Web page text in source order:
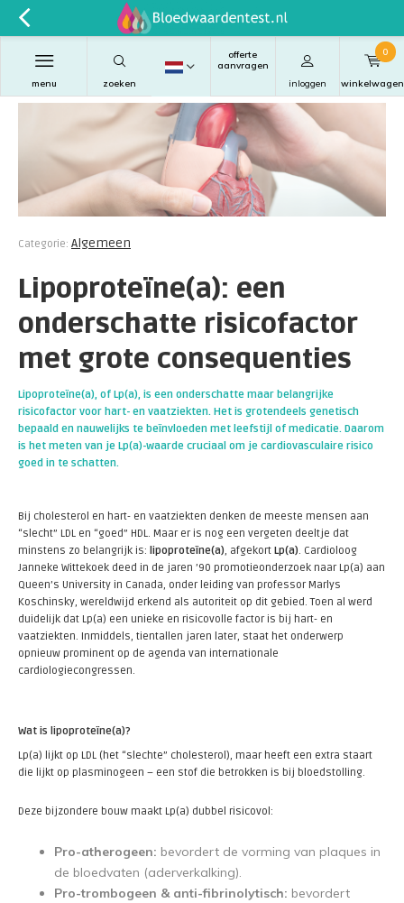
zoeken
offerte
aanvragen
inloggen
menu winkelwagen
0
Categorie: Algemeen
Lipoproteïne(a): een
onderschatte risicofactor
met grote consequenties
Lipoproteïne(a), of Lp(a), is een onderschatte maar belangrijke
risicofactor voor hart- en vaatziekten. Het is grotendeels genetisch
bepaald en nauwelijks te beïnvloeden met leefstijl of medicatie. Daarom
is het meten van je Lp(a)-waarde cruciaal om je cardiovasculaire risico
goed in te schatten.
Bij cholesterol en hart- en vaatziekten denken de meeste mensen aan
“slecht” LDL en “goed” HDL. Maar er is nog een vergeten deeltje dat
minstens zo belangrijk is: lipoproteïne(a), afgekort Lp(a). Cardioloog
Janneke Wittekoek deed in de jaren ’90 promotieonderzoek naar Lp(a) aan
Queen’s University in Canada, onder leiding van professor Marlys
Koschinsky, wereldwijd erkend als autoriteit op dit gebied. Toen al werd
duidelijk dat Lp(a) een unieke en risicovolle factor is bij hart- en
vaatziekten. Inmiddels, tientallen jaren later, staat het onderwerp
opnieuw prominent op de agenda van internationale
cardiologiecongressen.
Wat is lipoproteïne(a)?
Lp(a) lijkt op LDL (het “slechte” cholesterol), maar heeft een extra staart
die lijkt op plasminogeen – een stof die betrokken is bij bloedstolling.
Deze bijzondere bouw maakt Lp(a) dubbel risicovol:
Pro-atherogeen: bevordert de vorming van plaques in
de bloedvaten (aderverkalking).
Pro-trombogeen & anti-fibrinolytisch: bevordert